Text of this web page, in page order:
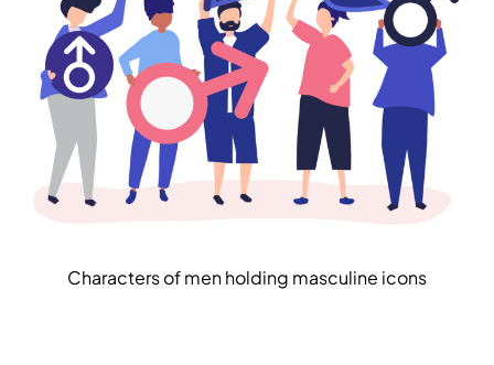
Characters of men holding masculine icons